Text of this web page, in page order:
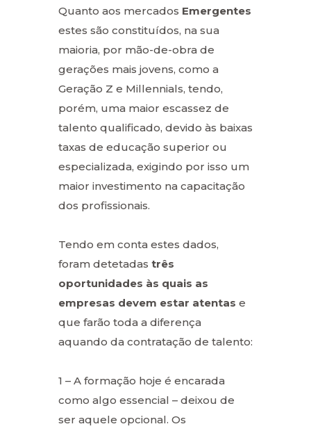
Quanto aos mercados Emergentes
estes são constituídos, na sua
maioria, por mão-de-obra de
gerações mais jovens, como a
Geração Z e Millennials, tendo,
porém, uma maior escassez de
talento qualificado, devido às baixas
taxas de educação superior ou
especializada, exigindo por isso um
maior investimento na capacitação
dos profissionais.
Tendo em conta estes dados,
foram detetadas três
oportunidades às quais as
empresas devem estar atentas e
que farão toda a diferença
aquando da contratação de talento:
1 – A formação hoje é encarada
como algo essencial – deixou de
ser aquele opcional. Os